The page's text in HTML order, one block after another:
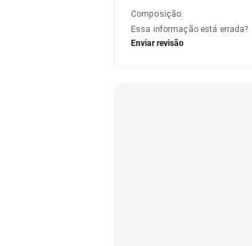
Composição:
Essa informação está errada?
Enviar revisão